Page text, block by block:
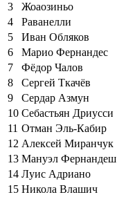
3
Жоаозиньо
4
Раванелли
5
Иван Обляков
6
Марио Фернандес
7
Фёдор Чалов
8
Сергей Ткачёв
9
Сердар Азмун
10 Себастьян Дриусси
11 Отман Эль-Кабир
12 Алексей Миранчук
13 Мануэл Фернандеш
14 Луис Адриано
15 Никола Влашич